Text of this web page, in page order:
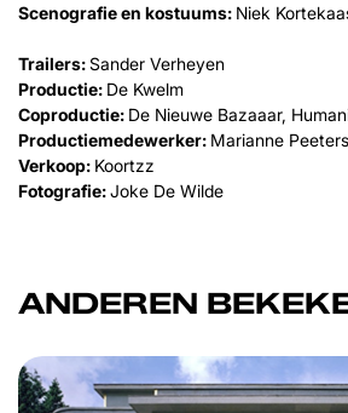
Scenografie en kostuums: Niek
Trailers:Sander Verheyen
Productie: De Kwelm
Coproductie: De Nieuwe Bazaaar,
Productiemedewerker: Marianne Peeters
Verkoop: Koortzz
Fotografie:Joke De Wilde
ANDEREN
Overslaan